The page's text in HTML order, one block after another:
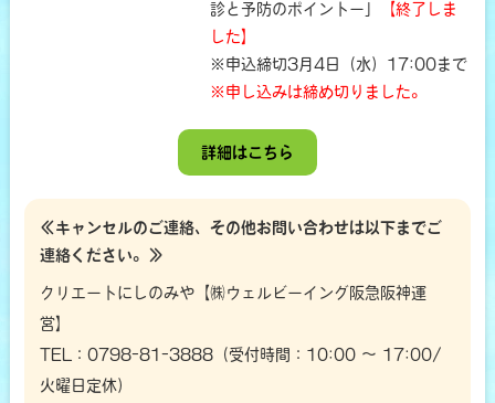
診と予防のポイントー」
【終了しま
した】
※申込締切3月4日（水）17:00まで
※申し込みは締め切りました。
詳細 はこちら
≪キャンセルのご連絡、その他お問い合わせは以下までご
連絡ください。≫
クリエートにしのみや【㈱ウェルビーイング阪急阪神運
営】
TEL：0798-81-3888（受付時間：10:00 ～ 17:00/
火曜日定休）